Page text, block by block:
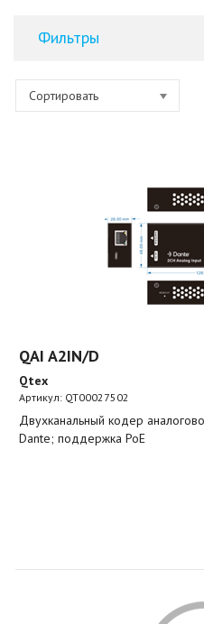
Фильтры
Сортировать
QAI A2IN/D
Qtex
Артикул: QT00027502
Двухканальный кодер
Dante; поддержка PoE